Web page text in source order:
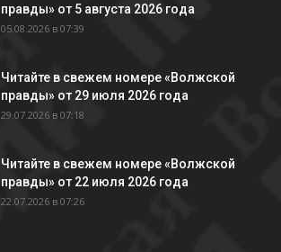
правды» от 5 августа 2026 года
05.08.2026 в 07:39
Читайте в свежем номере «Волжской
правды» от 29 июля 2026 года
29.07.2026 в 07:18
Читайте в свежем номере «Волжской
правды» от 22 июля 2026 года
22.07.2026 в 07:26